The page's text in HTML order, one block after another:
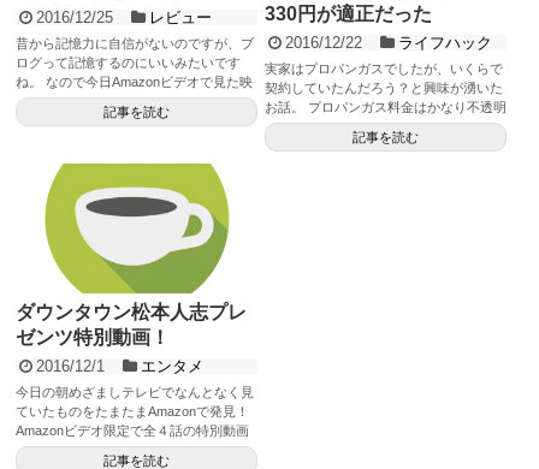
2016/12/25 レビュー
昔から記憶力に自信がないのですが、ブ
ログって記憶するのにいいみたいです
ね。 なので今日Amazonビデオで見た映
画のストーリーを勝手にレビ...
記事を読む
330円が適正だった
2016/12/22 ライフハック
実家はプロパンガスでしたが、いくらで
契約していたんだろう？と興味が湧いた
お話。 プロパンガス料金はかなり不透明
一般社団法人プロパンガス...
記事を読む
ダウンタウン松本人志プレ
ゼンツ特別動画！
2016/12/1 エンタメ
今日の朝めざましテレビでなんとなく見
ていたものをたまたまAmazonで発見！
Amazonビデオ限定で全４話の特別動画
らしいです。 ...
記事を読む